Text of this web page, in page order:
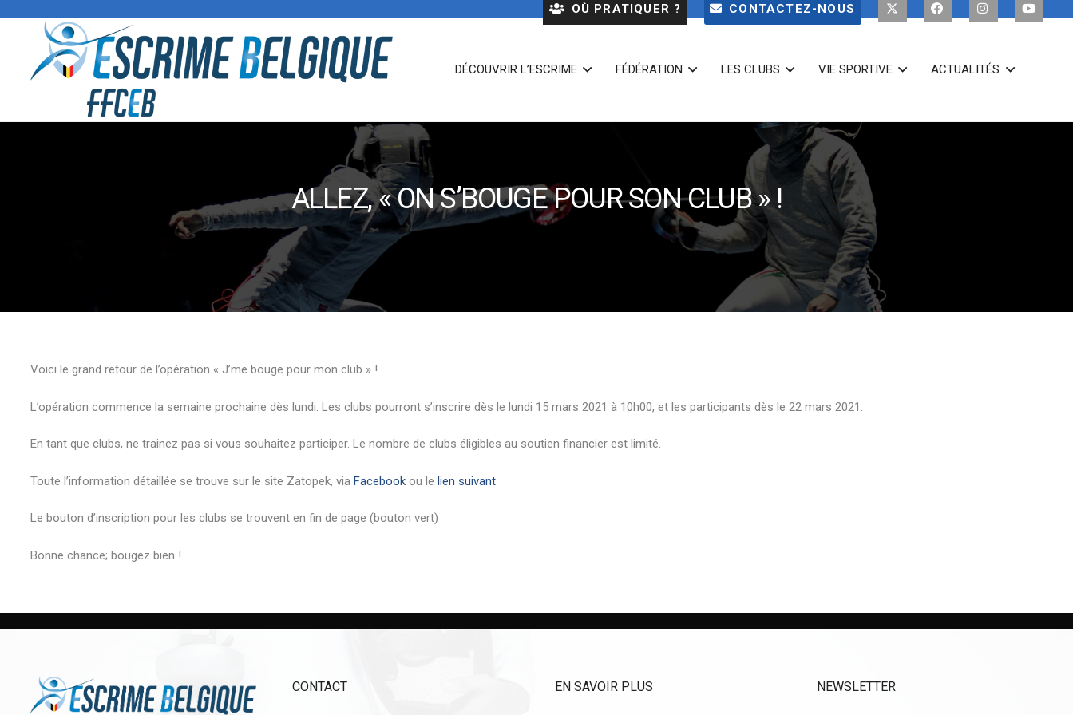
OÙ PRATIQUER ? CONTACTEZ-NOUS
DÉCOUVRIR L’ESCRIME FÉDÉRATION LES CLUBS VIE SPORTIVE ACTUALITÉS
ALLEZ, « ON S’BOUGE POUR SON CLUB » !
Voici le grand retour de l’opération « J’me bouge pour mon club » !
L’opération commence la semaine prochaine dès lundi. Les clubs pourront s’inscrire dès le lundi 15 mars 2021 à 10h00, et les participants dès le 22 mars 2021.
En tant que clubs, ne trainez pas si vous souhaitez participer. Le nombre de clubs éligibles au soutien financier est limité.
Toute l’information détaillée se trouve sur le site Zatopek, via Facebookou le lien suivant
Le bouton d’inscription pour les clubs se trouvent en fin de page (bouton vert)
Bonne chance; bougez bien !
CONTACT EN SAVOIR PLUS NEWSLETTER